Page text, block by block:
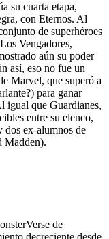
su cuarta etapa,
con Eternos. Al
de superhéroes
Vengadores,
aún su poder
así, eso no fue un
Marvel, que superó a
para ganar
igual que Guardianes,
entre su elenco,
ex-alumnos de
Madden).
de